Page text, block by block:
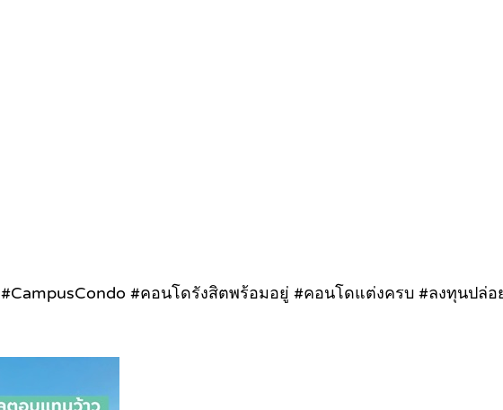
#คอนโดรังสิตพร้อมอยู่ #คอนโดแต่งครบ #ลงทุนปล่อ